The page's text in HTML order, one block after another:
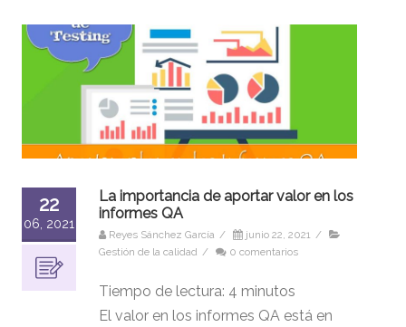
22
06, 2021
La importancia de aportar valor en los
informes QA
Reyes Sánchez García / junio 22, 2021 /
Gestión de la calidad / 0 comentarios
Tiempo de lectura: 4 minutos
El valor en los informes QA está en